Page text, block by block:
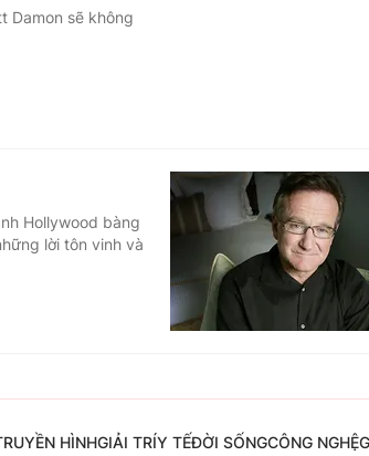
Damon sẽ không
Hollywood bàng
lời tôn vinh và
HÌNHGIẢI TRÍY TẾĐỜI SỐNGCÔNG NGHỆ